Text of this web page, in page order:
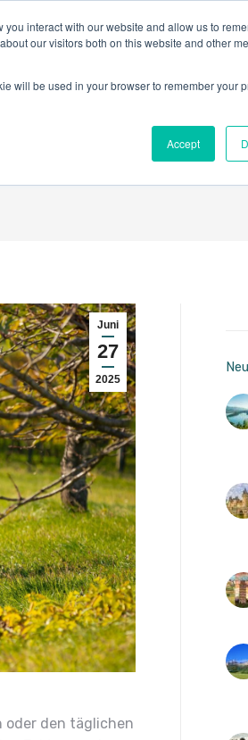
interact with our website and allow us to
our visitors both on this website and other
will be used in your browser to remember your
Accept
deine
Juni
27
2025
oder den täglichen